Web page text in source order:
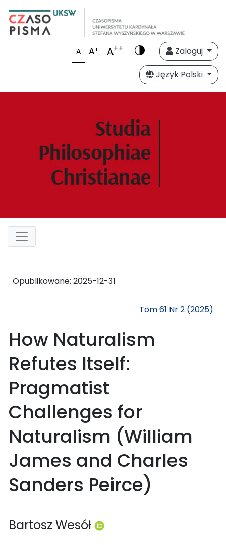
A A+ A++
Zaloguj
Język Polski
Opublikowane: 2025-12-31
Tom 61 Nr 2 (2025)
How Naturalism
Refutes Itself:
Pragmatist
Challenges for
Naturalism (William
James and Charles
Sanders Peirce)
Bartosz Wesół